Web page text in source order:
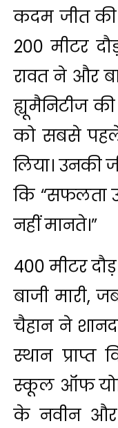
कदम जीत की
200 मीटर
रावत ने और
ह्यूमैनिटीज
को सबसे
लिया। उनकी
कि “सफलता
नहीं मानते।”
400 मीटर
बाजी मारी,
चैहान ने
स्थान प्राप्त
स्कूल ऑफ
के नवीन